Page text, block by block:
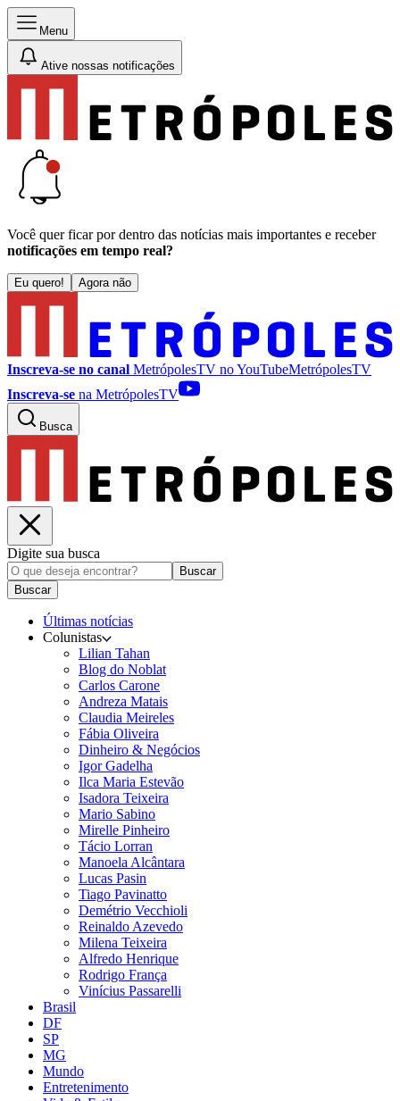
Menu
Ative nossas notificações
Você quer ficar por dentro das notícias mais importantes e receber
notificações em tempo real?
Eu quero! Agora não
Inscreva-se no canal MetrópolesTV noYouTubeMetrópolesTV
Inscreva-se na MetrópolesTV
Busca
Digite sua busca
Buscar
Buscar
Últimas notícias
Colunistas
Lilian Tahan
Blog do Noblat
Carlos Carone
Andreza Matais
Claudia Meireles
Fábia Oliveira
Dinheiro & Negócios
Igor Gadelha
Ilca Maria Estevão
Isadora Teixeira
Mario Sabino
Mirelle Pinheiro
Tácio Lorran
Manoela Alcântara
Lucas Pasin
Tiago Pavinatto
Demétrio Vecchioli
Reinaldo Azevedo
Milena Teixeira
Alfredo Henrique
Rodrigo França
Vinícius Passarelli
Brasil
DF
SP
MG
Mundo
Entretenimento